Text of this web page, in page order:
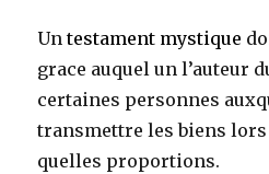
Untestament mystique
grace auquel un l’auteur
certaines personnes
transmettre les biens lors
quelles proportions.